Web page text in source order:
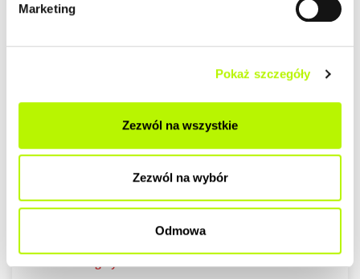
Marketing
Pokaż szczegóły
Zezwól na wszystkie
Zezwól na wybór
Odmowa
zobacz szczegóły